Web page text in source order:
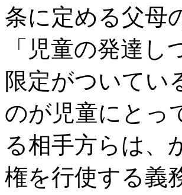
条に定める父母
「児童の発達
限定がついてい
のが児童にとっ
る相手方らは、
権を行使する義